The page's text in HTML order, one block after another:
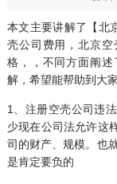
本文主要讲解了【北
壳公司费用，北京
格，，不同方面阐
解，希望能帮助到大家
1、注册空壳公司违
少现在公司法允许这
司的财产、规模。也
是肯定要负的